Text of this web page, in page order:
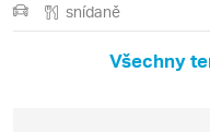
snídaně
Všechny